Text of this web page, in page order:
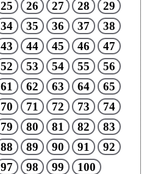
25 26 27 28
29
34 35 36 37
38
43 44 45 46
47
52 53 54 55
56
61 62 63 64
65
70 71 72 73
74
79 80 81 82
83
88 89 90 91
92
97 98 99 100